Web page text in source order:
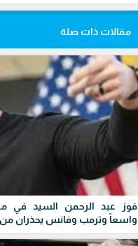
مقالات ذات صلة
فوز عبد الرحمن السيد في
واسعاً وترمب وفانس يحذران